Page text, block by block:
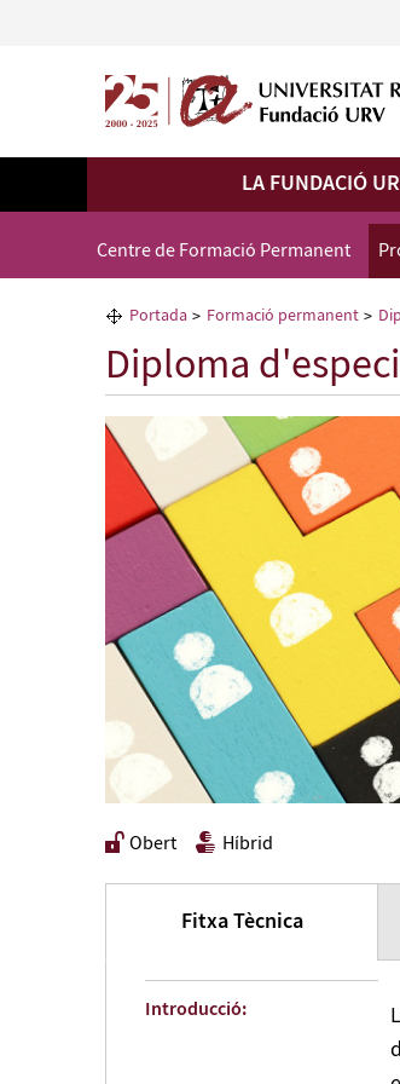
LA FUNDACIÓ
Centre de Formació Permanent
Portada Formació permanent
Diploma
Obert Híbrid
Fitxa Tècnica
Introducció: